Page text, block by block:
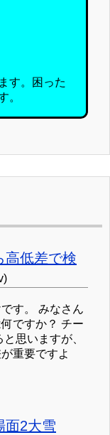
す。困った
。
高低差で検
す。 みなさん
ですか？ チー
思いますが、
重要ですよ
面2大雪